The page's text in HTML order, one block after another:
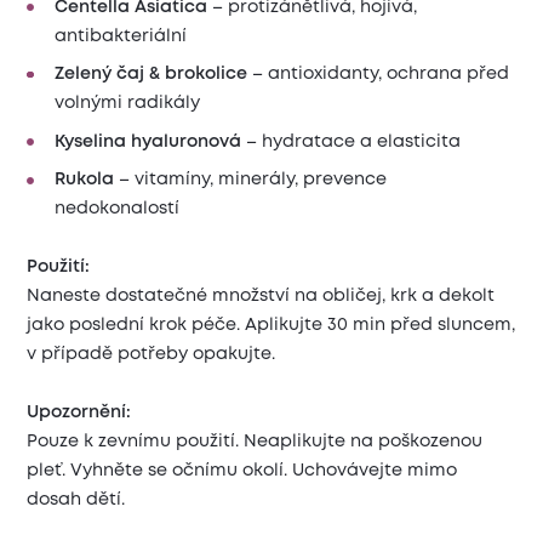
Centella Asiatica – protizánětlivá, hojivá,
antibakteriální
Zelený čaj & brokolice – antioxidanty, ochrana před
volnými radikály
Kyselina hyaluronová – hydratace a elasticita
Rukola – vitamíny, minerály, prevence
nedokonalostí
Použití:
Naneste dostatečné množství na obličej, krk a dekolt
jako poslední krok péče. Aplikujte 30 min před sluncem,
v případě potřeby opakujte.
Upozornění:
Pouze k zevnímu použití. Neaplikujte na poškozenou
pleť. Vyhněte se očnímu okolí. Uchovávejte mimo
dosah dětí.